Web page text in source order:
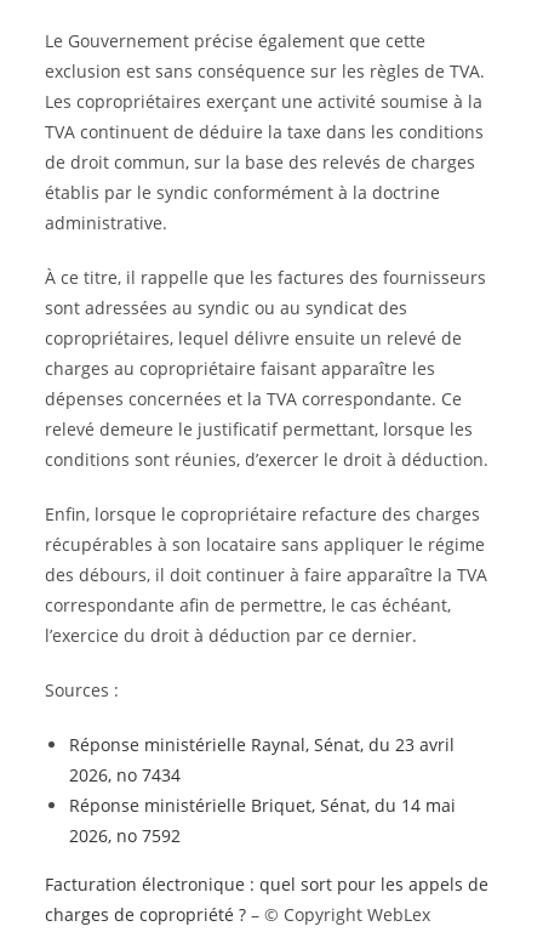
Le Gouvernement précise également que cette
exclusion est sans conséquence sur les règles de TVA.
Les copropriétaires exerçant une activité soumise à la
TVA continuent de déduire la taxe dans les conditions
de droit commun, sur la base des relevés de charges
établis par le syndic conformément à la doctrine
administrative.
À ce titre, il rappelle que les factures des fournisseurs
sont adressées au syndic ou au syndicat des
copropriétaires, lequel délivre ensuite un relevé de
charges au copropriétaire faisant apparaître les
dépenses concernées et la TVA correspondante. Ce
relevé demeure le justificatif permettant, lorsque les
conditions sont réunies, d’exercer le droit à déduction.
Enfin, lorsque le copropriétaire refacture des charges
récupérables à son locataire sans appliquer le régime
des débours, il doit continuer à faire apparaître la TVA
correspondante afin de permettre, le cas échéant,
l’exercice du droit à déduction par ce dernier.
Sources :
Réponse ministérielle Raynal, Sénat, du 23 avril
2026, no 7434
Réponse ministérielle Briquet, Sénat, du 14 mai
2026, no 7592
Facturation électronique : quel sort pour les appels de
charges de copropriété ? – © Copyright WebLex